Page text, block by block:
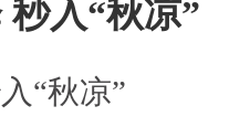
入“秋凉”
“秋凉”